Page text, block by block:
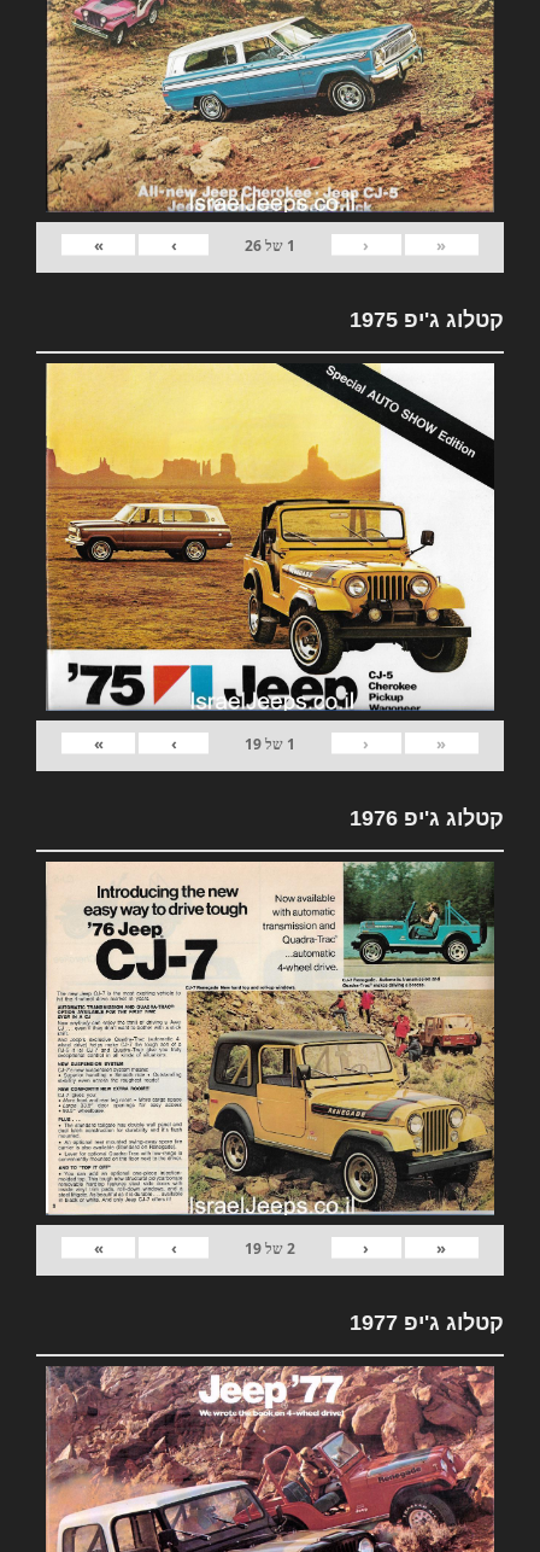
«
‹
1 של26
›
»
קטלוג ג'יפ 1975
«
‹
1 של19
›
»
קטלוג ג'יפ 1976
«
‹
2של19
›
»
קטלוג ג'יפ 1977